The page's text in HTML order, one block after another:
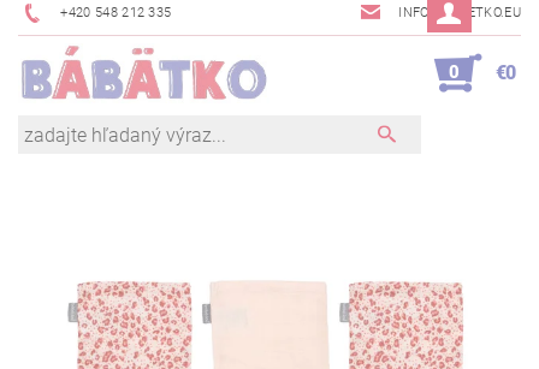
+420 548 212 335 INFO@BABETKO.EU
0 €0